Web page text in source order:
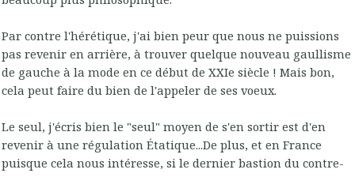
Par contre l'hérétique, j'ai bien peur que nous ne puissions
pas revenir en arrière, à trouver quelque nouveau gaullisme
de gauche à la mode en ce début de XXIe siècle ! Mais bon,
cela peut faire du bien de l'appeler de ses voeux.
Le seul, j'écris bien le "seul" moyen de s'en sortir est d'en
revenir à une régulation Étatique...De plus, et en France
puisque cela nous intéresse, si le dernier bastion du contre-